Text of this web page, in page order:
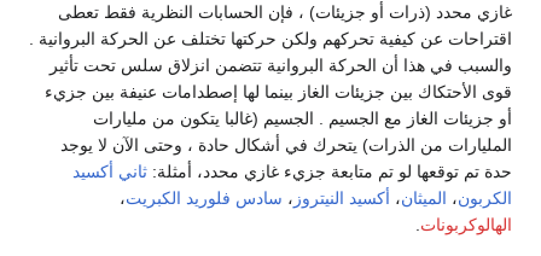
غازي محدد (ذرات أو جزيئات) ، فإن الحسابات النظرية فقط تعطى
اقتراحات عن كيفية تحركهم ولكن حركتها تختلف عن الحركة البروانية .
والسبب في هذا أن الحركة البروانية تتضمن انزلاق سلس تحت تأثير
قوى الأحتكاك بين جزيئات الغاز بينما لها إصطدامات عنيفة بين جزيء
أو جزيئات الغاز مع الجسيم . الجسيم (غالبا يتكون من مليارات
المليارات من الذرات) يتحرك في أشكال حادة ، وحتى الآن لا يوجد
حدة تم توقعها لو تم متابعة جزيء غازي محدد، أمثلة: ثاني أكسيد
الكربون، الميثان، أكسيد النيتروز ، سادس فلوريد الكبريت،
الهالوكربونات